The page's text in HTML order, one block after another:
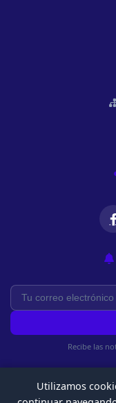
Recibe las
Utilizamos